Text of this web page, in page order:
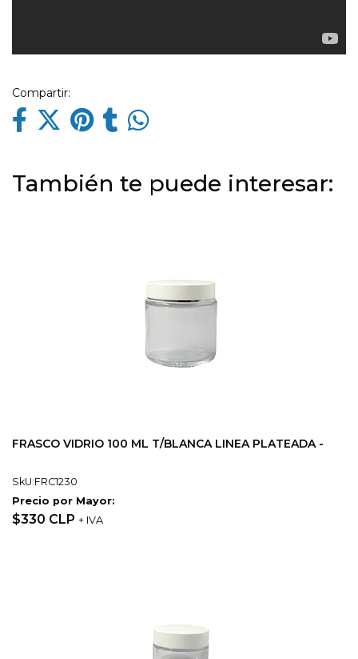
Compartir:
También te puede interesar:
FRASCO VIDRIO 100 ML T/BLANCA LINEA PLATEADA -
SkU:FRC1230
Precio por Mayor:
$330 CLP + IVA